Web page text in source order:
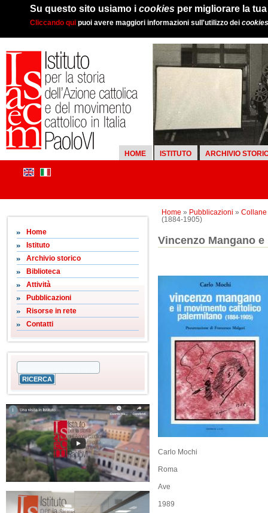
Su questo sito usiamo i cookies per migliorare la
Cliccando qui puoi avere maggiori informazioni sull'utilizzo dei cookies
HOME ISTITUTO ARCHIVIO
Home » Pubblicazioni » Collane
(1884-1905)
Home
Istituto
Archivio storico
Biblioteca
Attività
Pubblicazioni
Risorse in rete
Contatti
Vincenzo Mangano
Carlo Mochi
Roma
Ave
1989